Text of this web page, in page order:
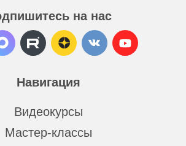
Навигация
Видеокурсы
Мастер-классы
на нас